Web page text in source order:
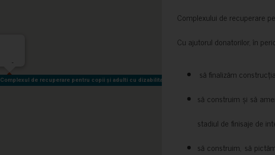
Complexul de recuperare pentru copii și adulti cu dizabilitati neuromotorii Sfântul Nectarie
Complexul de recuperare pentru copii și adulti cu dizabilitati neuromotorii Sfântul Nectarie
-
Complexului de recuperare
Cu ajutorul donatorilor, în
să finalizăm
să construim și să
stadiul de finisaje de
să construim, să